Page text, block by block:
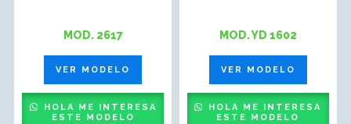
MOD. 2617
VER MODELO
HOLA ME INTERESA
ESTE MODELO
MOD. YD 1602
VER MODELO
HOLA ME INTERESA
ESTE MODELO